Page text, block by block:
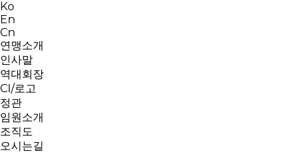
Ko
En
Cn
연맹소개
인사말
역대회장
CI/로고
정관
임원소개
조직도
오시는길